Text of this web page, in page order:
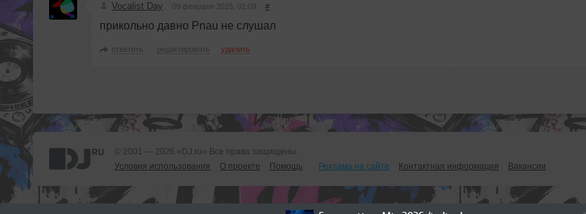
Vocalist Day 09 февраля 2015, 02:09 #
прикольно давно Pnau не слушал
ответить редактировать удалить
© 2001 — 2026 «DJ.ru» Все права защищены.
Условия использования
О проекте Помощь Реклама на сайте Контактная информация Вакансии